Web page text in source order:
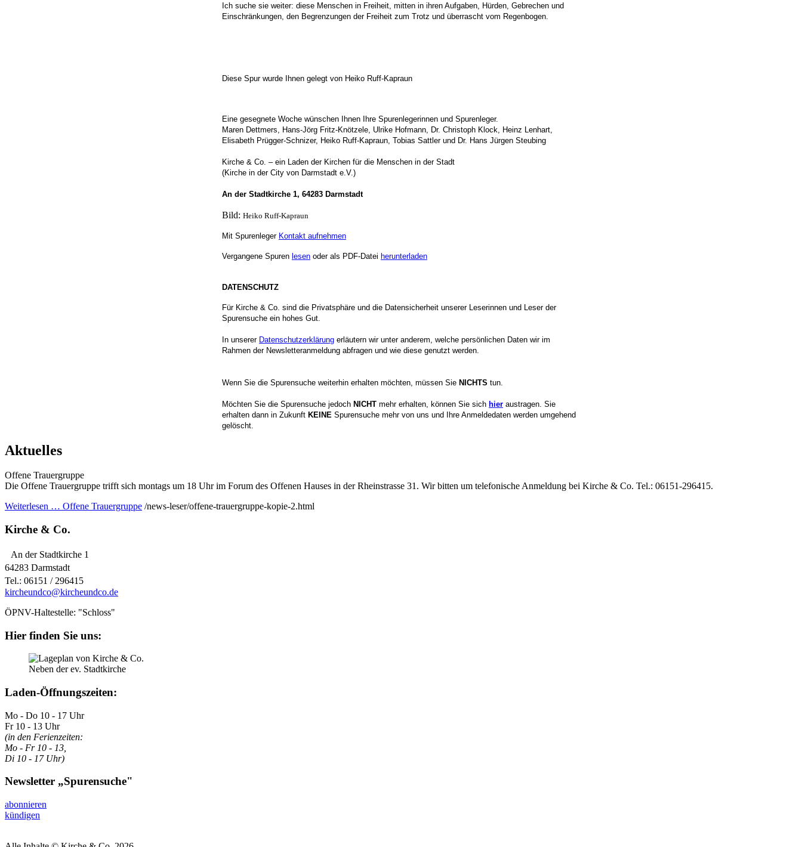
Ich suche sie weiter: diese Menschen in Freiheit, mitten in ihren Aufgaben, Hürden, Gebrechen und
Einschränkungen, den Begrenzungen der Freiheit zum Trotz und überrascht vom Regenbogen.
Diese Spur wurde Ihnen gelegt von Heiko Ruff-Kapraun
Eine gesegnete Woche wünschen Ihnen Ihre Spurenlegerinnen und Spurenleger.
Maren Dettmers, Hans-Jörg Fritz-Knötzele, Ulrike Hofmann, Dr. Christoph Klock, Heinz Lenhart,
Elisabeth Prügger-Schnizer, Heiko Ruff-Kapraun, Tobias Sattler und Dr. Hans Jürgen Steubing
Kirche & Co. – ein Laden der Kirchen für die Menschen in der Stadt
(Kirche in der City von Darmstadt e.V.)
An der Stadtkirche 1, 64283 Darmstadt
Bild: Heiko Ruff-Kapraun
Mit Spurenleger Kontakt aufnehmen
Vergangene Spuren lesen oder als PDF-Datei herunterladen
DATENSCHUTZ
Für Kirche & Co. sind die Privatsphäre und die Datensicherheit unserer Leserinnen und Leser der
Spurensuche ein hohes Gut.
In unserer Datenschutzerklärung erläutern wir unter anderem, welche persönlichen Daten wir im
Rahmen der Newsletteranmeldung abfragen und wie diese genutzt werden.
Wenn Sie die Spurensuche weiterhin erhalten möchten, müssen Sie NICHTS tun.
Möchten Sie die Spurensuche jedoch NICHT mehr erhalten, können Sie sich hier austragen. Sie
erhalten dann in Zukunft KEINE Spurensuche mehr von uns und Ihre Anmeldedaten werden umgehend
gelöscht.
Aktuelles
Offene Trauergruppe
Die Offene Trauergruppe trifft sich montags um 18 Uhr im Forum des Offenen Hauses in der Rheinstrasse 31. Wir bitten um telefonische Anmeldung bei Kirche & Co. Tel.: 06151-296415.
Weiterlesen … Offene Trauergruppe /news-leser/offene-trauergruppe-kopie-2.html
Kirche & Co.
An der Stadtkirche 1
64283 Darmstadt
Tel.: 06151 / 296415
kircheundco@kircheundco.de
ÖPNV-Haltestelle: "Schloss"
Hier finden Sie uns:
Neben der ev. Stadtkirche
Laden-Öffnungszeiten:
Mo - Do 10 - 17 Uhr
Fr 10 - 13 Uhr
(in den Ferienzeiten:
Mo - Fr 10 - 13,
Di 10 - 17 Uhr)
Newsletter „Spurensuche"
abonnieren
kündigen